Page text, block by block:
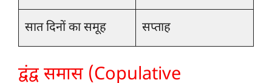
सात दिनों का समूह सप्ताह
द्वंद्व समास (Copulative